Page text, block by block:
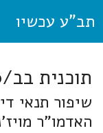
תב"ע עכשיו
תוכנית בב/590 בני ברק
שיפור תנאי
האדמו"ר